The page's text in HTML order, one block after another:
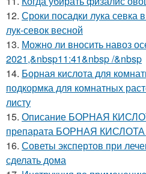
12. Сроки посадки лука севка
лук-севок весной
13. Можно ли вносить навоз
2021,&nbsp11:41&nbsp /&nbsp
14. Борная кислота для
подкормка для комнатных
листу
15. Описание БОРНАЯ
препарата БОРНАЯ КИСЛОТА
16. Советы экспертов при
сделать дома